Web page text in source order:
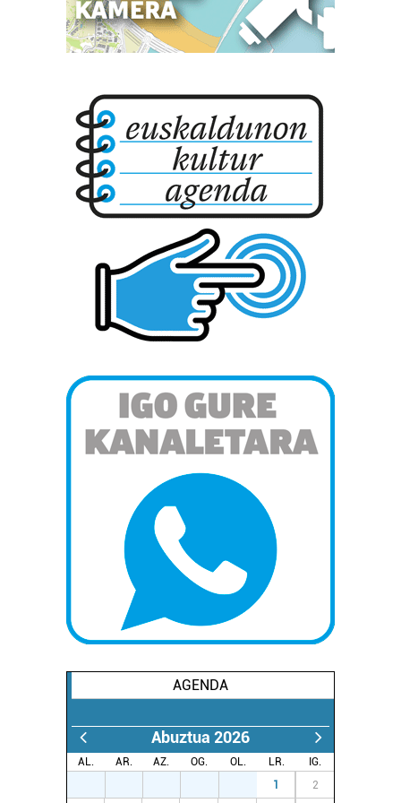
erabiltzen dituen hauta dezakezu.
Bazkide batzuek ez dizute baimenik eskatzen, eta beren
bazkideen zerrenda, beren ustez zein helburutarako
duten interes legitimoa eta horren aurka nola egin
dezakezun ikusteko.
Lortu zure datu pertsonalak prozesatzeko moduari
buruzko informazio gehiago eta ezarri zure lehentasunak
datuen atalean. Edozein unetan alda edo ken dezakezu
zure baimena Cookieen adierazpenean.
Webgune honek cookie propioak eta hirugarrenen cookie-
fitxategiak erabiltzen ditu. Zure esperientzia eta
zerbitzuak hobetzeko asmoz, cookie teknologiaz
erabiltzeko baimen esplizitua ematen diguzu.Gehiago
irakurri
AGENDA
Abuztua 2026
AL. AR. AZ. OG. OL. LR.
IG.
1 2